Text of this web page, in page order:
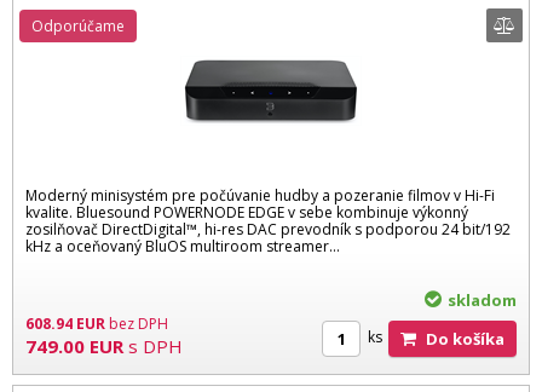
Moderný minisystém pre počúvanie hudby a pozeranie filmov v Hi-Fi
kvalite. Bluesound POWERNODE EDGE v sebe kombinuje výkonný
zosilňovač DirectDigital™, hi-res DAC prevodník s podporou 24 bit/192
kHz a oceňovaný BluOS multiroom streamer...
608.94 EURbez DPH
749.00 EUR s DPH
Odporúčame
skladom
ks Do košíka